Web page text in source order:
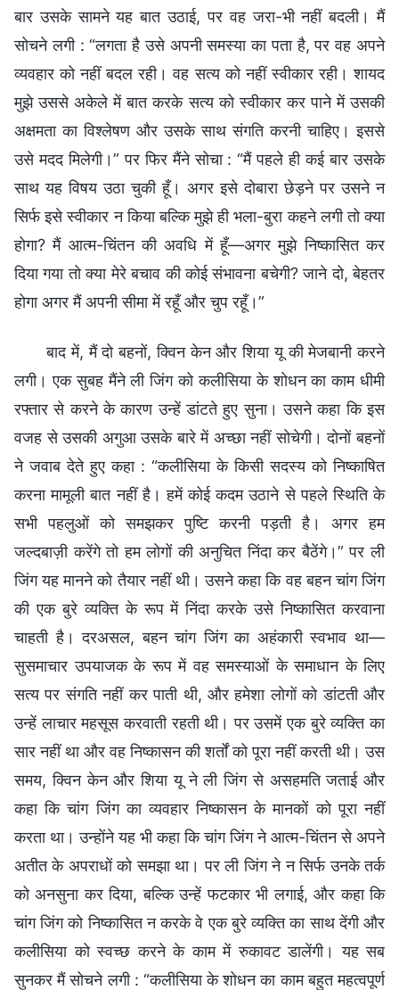
बार उसके सामने यह बात उठाई, पर वह जरा-भी नहीं बदली। मैं
सोचने लगी : “लगता है उसे अपनी समस्या का पता है, पर वह अपने
व्यवहार को नहीं बदल रही। वह सत्य को नहीं स्वीकार रही। शायद
मुझे उससे अकेले में बात करके सत्य को स्वीकार कर पाने में उसकी
अक्षमता का विश्लेषण और उसके साथ संगति करनी चाहिए। इससे
उसे मदद मिलेगी।” पर फिर मैंने सोचा : “मैं पहले ही कई बार उसके
साथ यह विषय उठा चुकी हूँ। अगर इसे दोबारा छेड़ने पर उसने न
सिर्फ इसे स्वीकार न किया बल्कि मुझे ही भला-बुरा कहने लगी तो क्या
होगा? मैं आत्म-चिंतन की अवधि में हूँ—अगर मुझे निष्कासित कर
दिया गया तो क्या मेरे बचाव की कोई संभावना बचेगी? जाने दो, बेहतर
होगा अगर मैं अपनी सीमा में रहूँ और चुप रहूँ।”
बाद में, मैं दो बहनों, क्विन केन और शिया यू की मेजबानी करने
लगी। एक सुबह मैंने ली जिंग को कलीसिया के शोधन का काम धीमी
रफ्तार से करने के कारण उन्हें डांटते हुए सुना। उसने कहा कि इस
वजह से उसकी अगुआ उसके बारे में अच्छा नहीं सोचेगी। दोनों बहनों
ने जवाब देते हुए कहा : “कलीसिया के किसी सदस्य को निष्काषित
करना मामूली बात नहीं है। हमें कोई कदम उठाने से पहले स्थिति के
सभी पहलुओं को समझकर पुष्टि करनी पड़ती है। अगर हम
जल्दबाज़ी करेंगे तो हम लोगों की अनुचित निंदा कर बैठेंगे।” पर ली
जिंग यह मानने को तैयार नहीं थी। उसने कहा कि वह बहन चांग जिंग
की एक बुरे व्यक्ति के रूप में निंदा करके उसे निष्कासित करवाना
चाहती है। दरअसल, बहन चांग जिंग का अहंकारी स्वभाव था—
सुसमाचार उपयाजक के रूप में वह समस्याओं के समाधान के लिए
सत्य पर संगति नहीं कर पाती थी, और हमेशा लोगों को डांटती और
उन्हें लाचार महसूस करवाती रहती थी। पर उसमें एक बुरे व्यक्ति का
सार नहीं था और वह निष्कासन की शर्तों को पूरा नहीं करती थी। उस
समय, क्विन केन और शिया यू ने ली जिंग से असहमति जताई और
कहा कि चांग जिंग का व्यवहार निष्कासन के मानकों को पूरा नहीं
करता था। उन्होंने यह भी कहा कि चांग जिंग ने आत्म-चिंतन से अपने
अतीत के अपराधों को समझा था। पर ली जिंग ने न सिर्फ उनके तर्क
को अनसुना कर दिया, बल्कि उन्हें फटकार भी लगाई, और कहा कि
चांग जिंग को निष्कासित न करके वे एक बुरे व्यक्ति का साथ देंगी और
कलीसिया को स्वच्छ करने के काम में रुकावट डालेंगी। यह सब
सुनकर मैं सोचने लगी : “कलीसिया के शोधन का काम बहुत महत्वपूर्ण